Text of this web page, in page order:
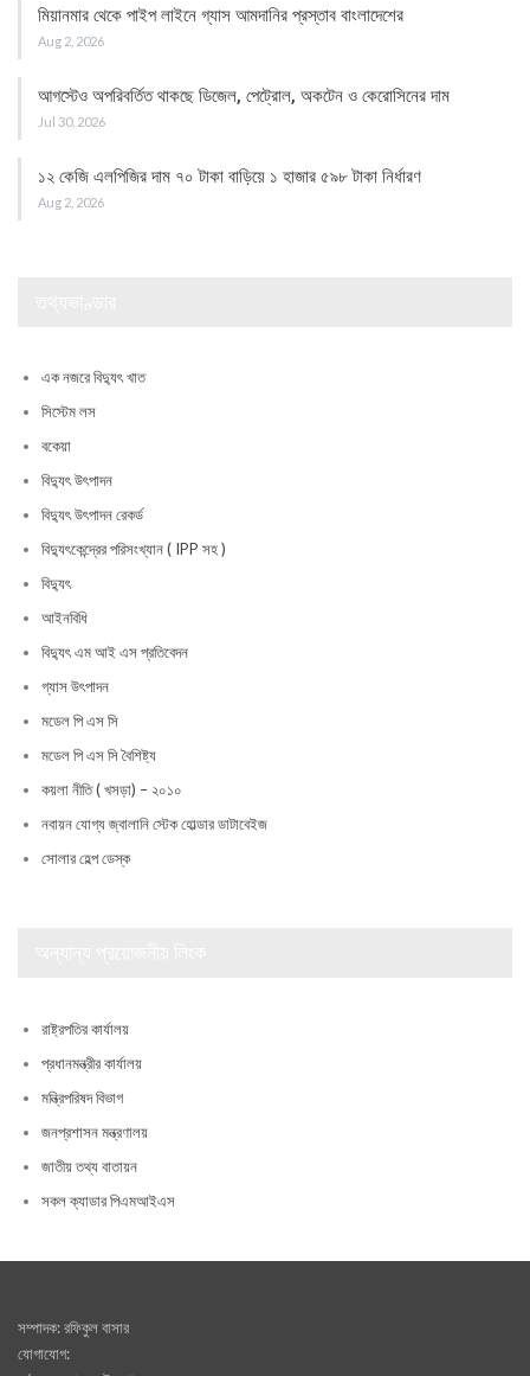
মিয়ানমার থেকে পাইপ লাইনে গ্যাস আমদানির প্রস্তাব বাংলাদেশের
Aug 2, 2026
আগস্টেও অপরিবর্তিত থাকছে ডিজেল, পেট্রোল, অকটেন ও কেরোসিনের দাম
Jul 30, 2026
১২ কেজি এলপিজির দাম ৭০ টাকা বাড়িয়ে ১ হাজার ৫৯৮ টাকা নির্ধারণ
Aug 2, 2026
এক নজরে বিদ্যুৎ খাত
সিস্টেম লস
বকেয়া
বিদ্যুৎ উৎপাদন
বিদ্যুৎ উৎপাদন রেকর্ড
বিদ্যুৎকেন্দ্রের পরিসংখ্যান ( IPP সহ )
বিদ্যুৎ
আইনবিধি
বিদ্যুৎ এম আই এস প্রতিবেদন
গ্যাস উৎপাদন
মডেল পি এস সি
মডেল পি এস সি বৈশিষ্ট্য
কয়লা নীতি ( খসড়া) – ২০১০
নবায়ন যোগ্য জ্বালানি স্টেক হোল্ডার ডাটাবেইজ
সোলার হেল্প ডেস্ক
রাষ্ট্রপতির কার্যালয়
প্রধানমন্ত্রীর কার্যালয়
মন্ত্রিপরিষদ বিভাগ
জনপ্রশাসন মন্ত্রণালয়
জাতীয় তথ্য বাতায়ন
সকল ক্যাডার পিএমআইএস
সম্পাদক: রফিকুল বাসার
যোগাযোগ: